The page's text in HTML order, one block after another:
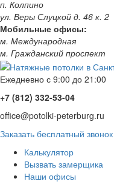
п. Колпино
ул. Веры Слуцкой д. 46 к. 2
Мобильные офисы:
м. Международная
м. Гражданский проспект
Ежедневно с 9:00 до 21:00
+7 (812) 332-53-04
office@potolki-peterburg.ru
Заказать бесплатный звонок
Калькулятор
Вызвать замерщика
Наши офисы